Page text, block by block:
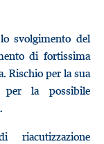
svolgimento del
di fortissima
Rischio per la sua
per la possibile